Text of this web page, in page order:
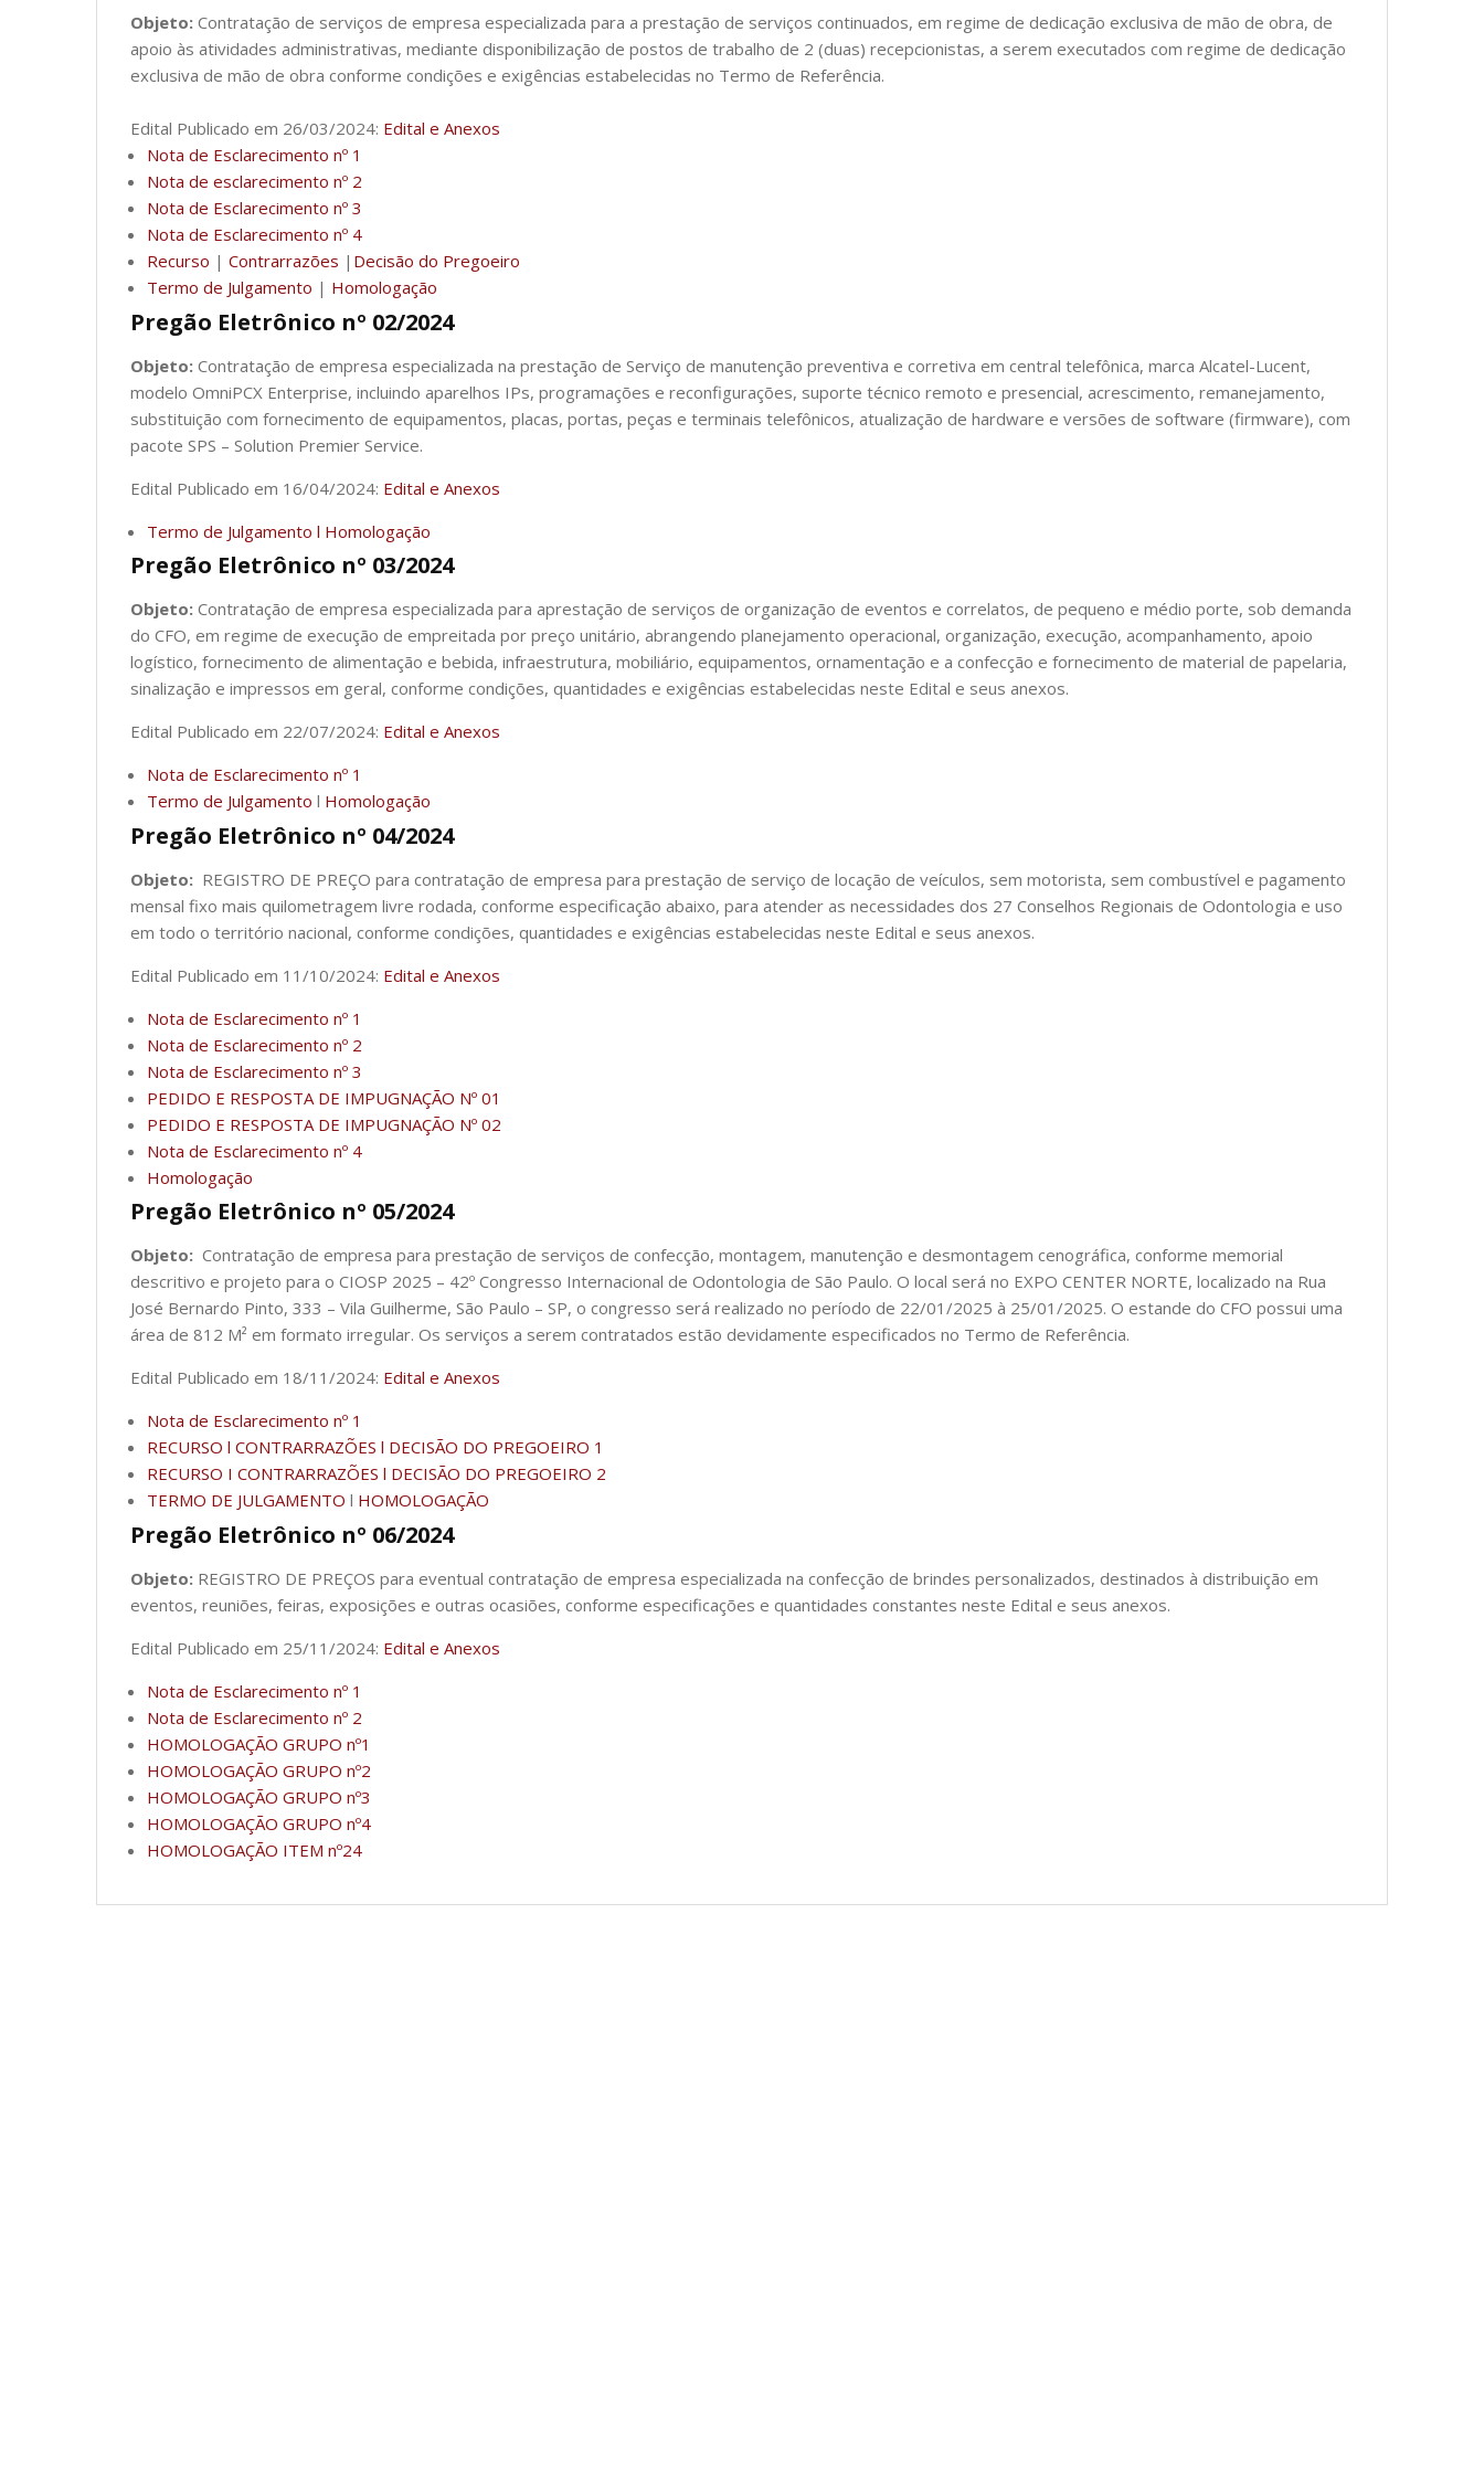
Objeto: Contratação de serviços de empresa especializada para a prestação de serviços continuados, em regime de dedicação exclusiva de mão de obra, de
apoio às atividades administrativas, mediante disponibilização de postos de trabalho de 2 (duas) recepcionistas, a serem executados com regime de dedicação
exclusiva de mão de obra conforme condições e exigências estabelecidas no Termo de Referência.
Edital Publicado em 26/03/2024: Edital e Anexos
Nota de Esclarecimento nº 1
Nota de esclarecimento nº 2
Nota de Esclarecimento nº 3
Nota de Esclarecimento nº 4
Recurso | Contrarrazões | Decisão do Pregoeiro
Termo de Julgamento | Homologação
Pregão Eletrônico nº 02/2024
Objeto: Contratação de empresa especializada na prestação de Serviço de manutenção preventiva e corretiva em central telefônica, marca Alcatel-Lucent,
modelo OmniPCX Enterprise, incluindo aparelhos IPs, programações e reconfigurações, suporte técnico remoto e presencial, acrescimento, remanejamento,
substituição com fornecimento de equipamentos, placas, portas, peças e terminais telefônicos, atualização de hardware e versões de software (firmware), com
pacote SPS – Solution Premier Service.
Edital Publicado em 16/04/2024: Edital e Anexos
Termo de Julgamento l Homologação
Pregão Eletrônico nº 03/2024
Objeto: Contratação de empresa especializada para aprestação de serviços de organização de eventos e correlatos, de pequeno e médio porte, sob demanda
do CFO, em regime de execução de empreitada por preço unitário, abrangendo planejamento operacional, organização, execução, acompanhamento, apoio
logístico, fornecimento de alimentação e bebida, infraestrutura, mobiliário, equipamentos, ornamentação e a confecção e fornecimento de material de papelaria,
sinalização e impressos em geral, conforme condições, quantidades e exigências estabelecidas neste Edital e seus anexos.
Edital Publicado em 22/07/2024: Edital e Anexos
Nota de Esclarecimento nº 1
Termo de Julgamento l Homologação
Pregão Eletrônico nº 04/2024
Objeto: REGISTRO DE PREÇO para contratação de empresa para prestação de serviço de locação de veículos, sem motorista, sem combustível e pagamento
mensal fixo mais quilometragem livre rodada, conforme especificação abaixo, para atender as necessidades dos 27 Conselhos Regionais de Odontologia e uso
em todo o território nacional, conforme condições, quantidades e exigências estabelecidas neste Edital e seus anexos.
Edital Publicado em 11/10/2024: Edital e Anexos
Nota de Esclarecimento nº 1
Nota de Esclarecimento nº 2
Nota de Esclarecimento nº 3
PEDIDO E RESPOSTA DE IMPUGNAÇÃO Nº 01
PEDIDO E RESPOSTA DE IMPUGNAÇÃO Nº 02
Nota de Esclarecimento nº 4
Homologação
Pregão Eletrônico nº 05/2024
Objeto: Contratação de empresa para prestação de serviços de confecção, montagem, manutenção e desmontagem cenográfica, conforme memorial
descritivo e projeto para o CIOSP 2025 – 42º Congresso Internacional de Odontologia de São Paulo. O local será no EXPO CENTER NORTE, localizado na Rua
José Bernardo Pinto, 333 – Vila Guilherme, São Paulo – SP, o congresso será realizado no período de 22/01/2025 à 25/01/2025. O estande do CFO possui uma
área de 812 M² em formato irregular. Os serviços a serem contratados estão devidamente especificados no Termo de Referência.
Edital Publicado em 18/11/2024: Edital e Anexos
Nota de Esclarecimento nº 1
RECURSO l CONTRARRAZÕES l DECISÃO DO PREGOEIRO 1
RECURSO I CONTRARRAZÕES l DECISÃO DO PREGOEIRO 2
TERMO DE JULGAMENTO l HOMOLOGAÇÃO
Pregão Eletrônico nº 06/2024
Objeto: REGISTRO DE PREÇOS para eventual contratação de empresa especializada na confecção de brindes personalizados, destinados à distribuição em
eventos, reuniões, feiras, exposições e outras ocasiões, conforme especificações e quantidades constantes neste Edital e seus anexos.
Edital Publicado em 25/11/2024: Edital e Anexos
Nota de Esclarecimento nº 1
Nota de Esclarecimento nº 2
HOMOLOGAÇÃO GRUPO nº1
HOMOLOGAÇÃO GRUPO nº2
HOMOLOGAÇÃO GRUPO nº3
HOMOLOGAÇÃO GRUPO nº4
HOMOLOGAÇÃO ITEM nº24